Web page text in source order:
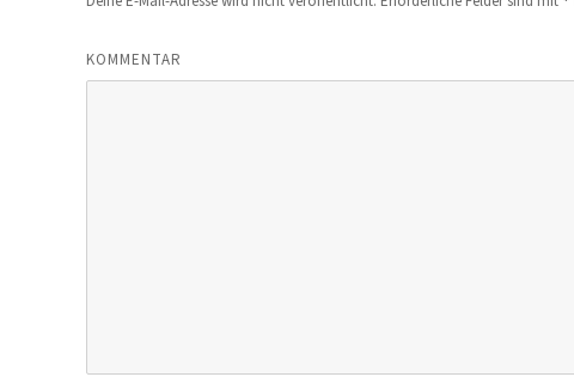
KOMMENTAR